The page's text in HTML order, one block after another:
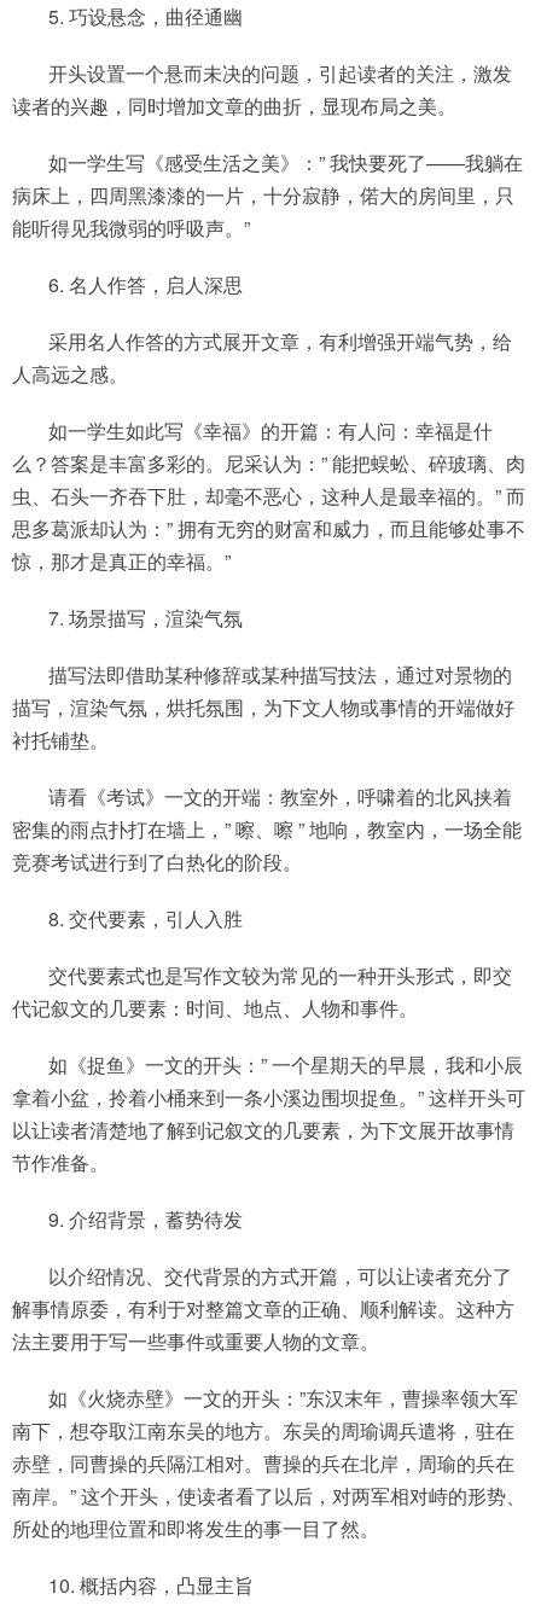
5. 巧设悬念，曲径通幽
开头设置一个悬而未决的问题，引起读者的关注，激发
读者的兴趣，同时增加文章的曲折，显现布局之美。
如一学生写《感受生活之美》：” 我快要死了——我躺在
病床上，四周黑漆漆的一片，十分寂静，偌大的房间里，只
能听得见我微弱的呼吸声。”
6. 名人作答，启人深思
采用名人作答的方式展开文章，有利增强开端气势，给
人高远之感。
如一学生如此写《幸福》的开篇：有人问：幸福是什
么？答案是丰富多彩的。尼采认为：” 能把蜈蚣、碎玻璃、肉
虫、石头一齐吞下肚，却毫不恶心，这种人是最幸福的。” 而
思多葛派却认为：” 拥有无穷的财富和威力，而且能够处事不
惊，那才是真正的幸福。”
7. 场景描写，渲染气氛
描写法即借助某种修辞或某种描写技法，通过对景物的
描写，渲染气氛，烘托氛围，为下文人物或事情的开端做好
衬托铺垫。
请看《考试》一文的开端：教室外，呼啸着的北风挟着
密集的雨点扑打在墙上，” 嚓、嚓 ” 地响，教室内，一场全能
竞赛考试进行到了白热化的阶段。
8. 交代要素，引人入胜
交代要素式也是写作文较为常见的一种开头形式，即交
代记叙文的几要素：时间、地点、人物和事件。
如《捉鱼》一文的开头：” 一个星期天的早晨，我和小辰
拿着小盆，拎着小桶来到一条小溪边围坝捉鱼。” 这样开头可
以让读者清楚地了解到记叙文的几要素，为下文展开故事情
节作准备。
9. 介绍背景，蓄势待发
以介绍情况、交代背景的方式开篇，可以让读者充分了
解事情原委，有利于对整篇文章的正确、顺利解读。这种方
法主要用于写一些事件或重要人物的文章。
如《火烧赤壁》一文的开头：”东汉末年，曹操率领大军
南下，想夺取江南东吴的地方。东吴的周瑜调兵遣将，驻在
赤壁，同曹操的兵隔江相对。曹操的兵在北岸，周瑜的兵在
南岸。” 这个开头，使读者看了以后，对两军相对峙的形势、
所处的地理位置和即将发生的事一目了然。
10. 概括内容，凸显主旨